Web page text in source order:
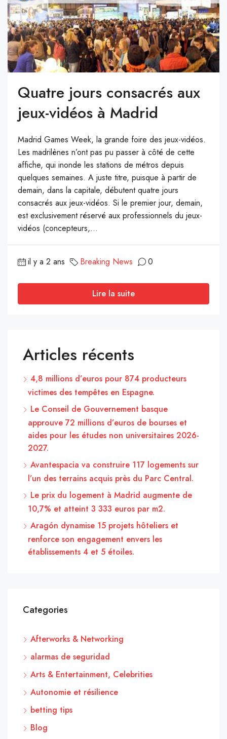
Quatre jours consacrés aux
jeux-vidéos à Madrid
Madrid Games Week, la grande foire des jeux-vidéos.
Les madrilènes n’ont pas pu passer à côté de cette
affiche, qui inonde les stations de métros depuis
quelques semaines. A juste titre, puisque à partir de
demain, dans la capitale, débutent quatre jours
consacrés aux jeux-vidéos. Si le premier jour, demain,
est exclusivement réservé aux professionnels du jeux-
vidéos (concepteurs,...
il y a 2 ans Breaking News 0
Lire la suite
Articles récents
4,8 millions d’euros pour 874 producteurs
victimes des tempêtes en Espagne.
Le Conseil de Gouvernement basque
approuve 72 millions d’euros de bourses et
aides pour les études non universitaires 2026-
2027.
Avantespacia va construire 117 logements sur
l’un des terrains acquis près du Parc Central.
Le prix du logement à Madrid augmente de
10,7% et atteint 3 333 euros par m2.
Aragón dynamise 15 projets hôteliers et
renforce son engagement envers les
établissements 4 et 5 étoiles.
Categories
Afterworks & Networking
alarmas de seguridad
Arts & Entertainment, Celebrities
Autonomie et résilience
betting tips
Blog